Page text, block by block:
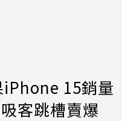
15銷量
客跳槽賣爆